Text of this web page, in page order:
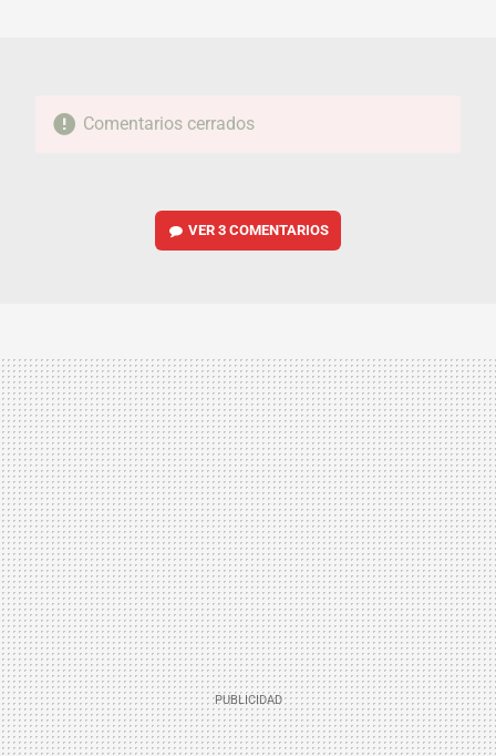
Comentarios cerrados
VER3 COMENTARIOS